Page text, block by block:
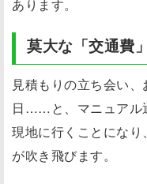
あります。
莫大な「交通費
見積もりの立ち会い
日……と、マニュアル
現地に行くことにな
が吹き飛びます。